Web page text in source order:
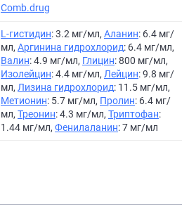
Comb.drug
L-гистидин: 3.2 мг/мл, Аланин: 6.4 мг/
мл, Аргинина гидрохлорид: 6.4 мг/мл,
Валин: 4.9 мг/мл, Глицин: 800 мг/мл,
Изолейцин: 4.4 мг/мл, Лейцин: 9.8 мг/
мл, Лизина гидрохлорид: 11.5 мг/мл,
Метионин: 5.7 мг/мл, Пролин: 6.4 мг/
мл, Треонин: 4.3 мг/мл, Триптофан:
1.44 мг/мл, Фенилаланин: 7 мг/мл